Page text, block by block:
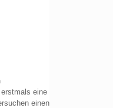
eine
einen